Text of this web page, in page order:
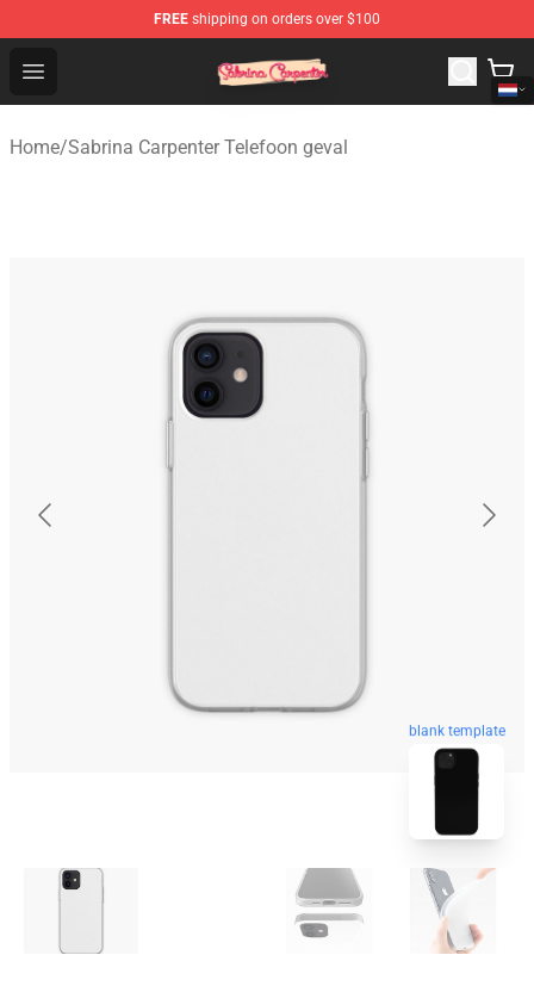
FREE shipping on orders over $100
Open menu
Sabrina Carpenter Shop - Official Sabrina Carpenter
Home/Sabrina Carpenter Telefoon geval
blank template